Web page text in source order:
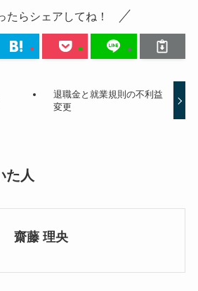
たらシェアしてね！
退職金と就業規則の不利益
変更
た人
齋藤 理央